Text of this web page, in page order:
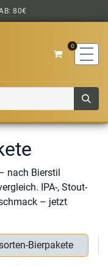
80€
0
nach Bierstil
IPA-, Stout-
– jetzt
Bierpakete